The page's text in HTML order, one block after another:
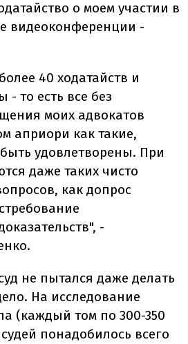
о моем участии в
видеоконференции -
40 ходатайств и
то есть все без
моих адвокатов
априори как такие,
удовлетворены. При
даже таких чисто
как допрос
-
не пытался даже делать
На исследование
(каждый том по 300-350
понадобилось всего